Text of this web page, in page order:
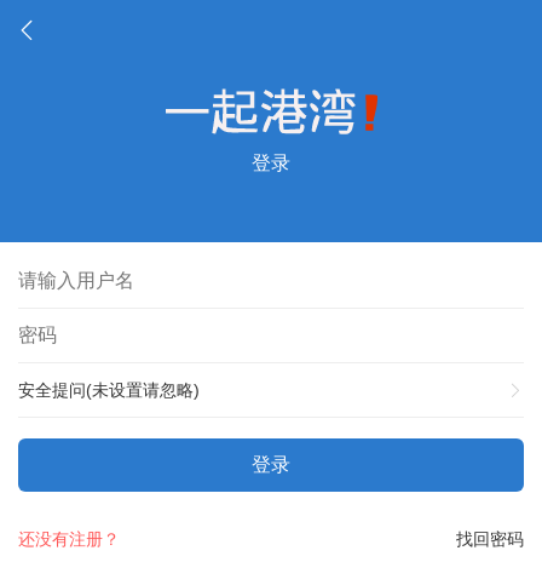
登录
安全提问(未设置请忽略)
登录
找回密码
还没有注册？